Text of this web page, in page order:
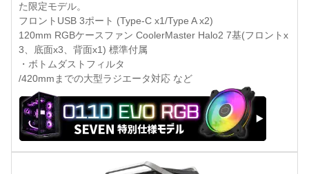
た限定モデル。
フロントUSB 3ポート (Type-C x1/Type A x2)
120mm RGBケースファン CoolerMaster Halo2 7基(フロントx
3、底面x3、背面x1) 標準付属
・ボトムダストフィルタ
/420mmまでの大型ラジエータ対応 など